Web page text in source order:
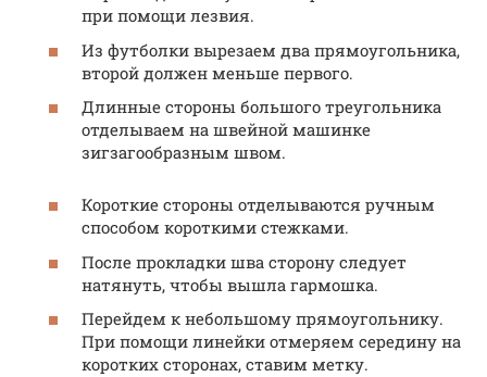
при помощи лезвия.
Из футболки вырезаем два прямоугольника,
второй должен меньше первого.
Длинные стороны большого треугольника
отделываем на швейной машинке
зигзагообразным швом.
Короткие стороны отделываются ручным
способом короткими стежками.
После прокладки шва сторону следует
натянуть, чтобы вышла гармошка.
Перейдем к небольшому прямоугольнику.
При помощи линейки отмеряем середину на
коротких сторонах, ставим метку.